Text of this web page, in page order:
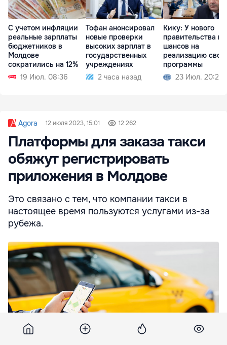
С учетом инфляции
реальные зарплаты
бюджетников в
Молдове
сократились на 12%
19 Июл. 08:36
Тофан анонсировал
новые проверки
высоких зарплат в
государственных
учреждениях
2 часа назад
Кику: У нового
правительства
шансов на
реализацию
программы
23 Июл. 20:27
Agora 12 июля 2023, 15:01 12 262
Платформы для заказа такси
обяжут регистрировать
приложения в Молдове
Это связано с тем, что компании такси в
настоящее время пользуются услугами из-за
рубежа.